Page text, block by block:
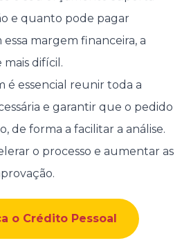
e quanto pode pagar
margem financeira, a
difícil.
é essencial reunir toda a
e garantir que o pedido
de forma a facilitar a análise.
o processo e aumentar as
o Crédito Pessoal